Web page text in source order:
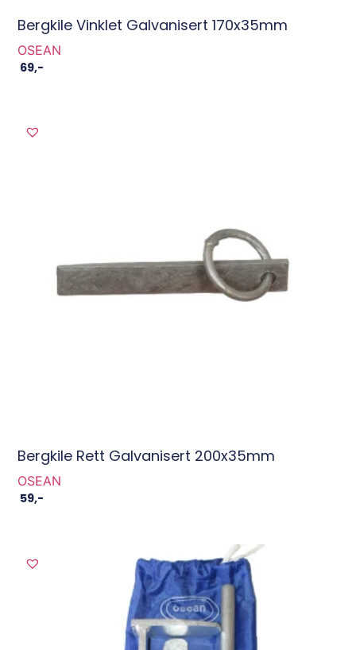
Bergkile Vinklet Galvanisert 170x35mm
OSEAN
69,-
Bergkile Rett Galvanisert 200x35mm
OSEAN
59,-